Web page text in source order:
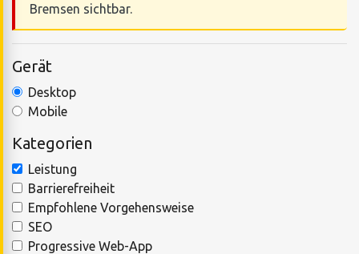
Bremsen sichtbar.
Gerät
Desktop
Mobile
Kategorien
Leistung
Barrierefreiheit
Empfohlene Vorgehensweise
SEO
Progressive Web-App